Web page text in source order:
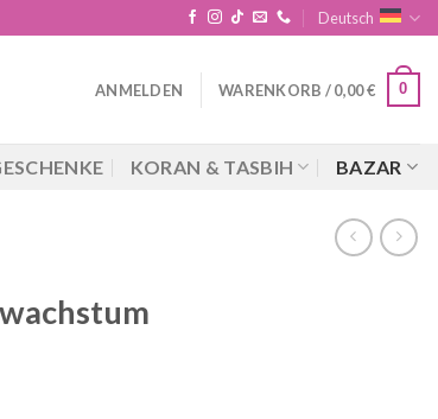
Deutsch
ANMELDEN WARENKORB /0,00€ 0
KORAN & TASBIH BAZAR